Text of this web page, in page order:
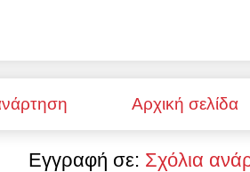
Αρχική σελίδα
Εγγραφή σε: Σχόλια